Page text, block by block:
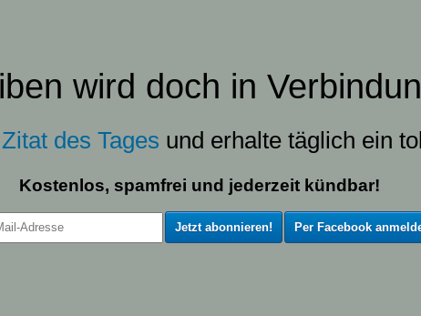
wird doch in
Zitat des Tages und erhalte täglich ein
Kostenlos, spamfrei und jederzeit kündbar!
Per Facebook